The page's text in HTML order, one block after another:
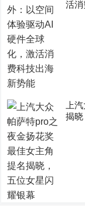
活
上
揭